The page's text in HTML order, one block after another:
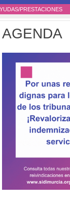
PRESTACIONES
AGENDA